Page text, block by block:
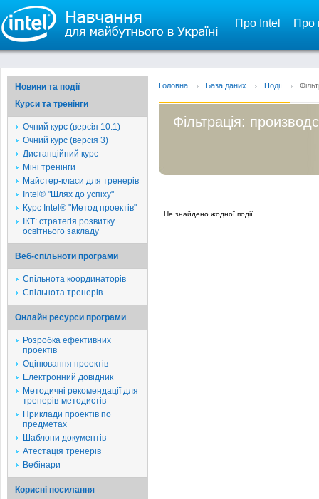
Про Intel Про
Новини та події
Курси та тренінги
Очний курс (версія 10.1)
Очний курс (версія 3)
Дистанційний курс
Міні тренінги
Майстер-класи для тренерів
Intel® "Шлях до успіху"
Курс Intel® "Метод проектів"
ІКТ: стратегія розвитку
освітнього закладу
Веб-спільноти програми
Спільнота координаторів
Спільнота тренерів
Онлайн ресурси програми
Розробка ефективних
проектів
Оцінювання проектів
Електронний довідник
Методичні рекомендації для
тренерів-методистів
Приклади проектів по
предметах
Шаблони документів
Атестація тренерів
Вебінари
Корисні посилання
Головна База даних Події
Фільтрація:
Не знайдено жодної події